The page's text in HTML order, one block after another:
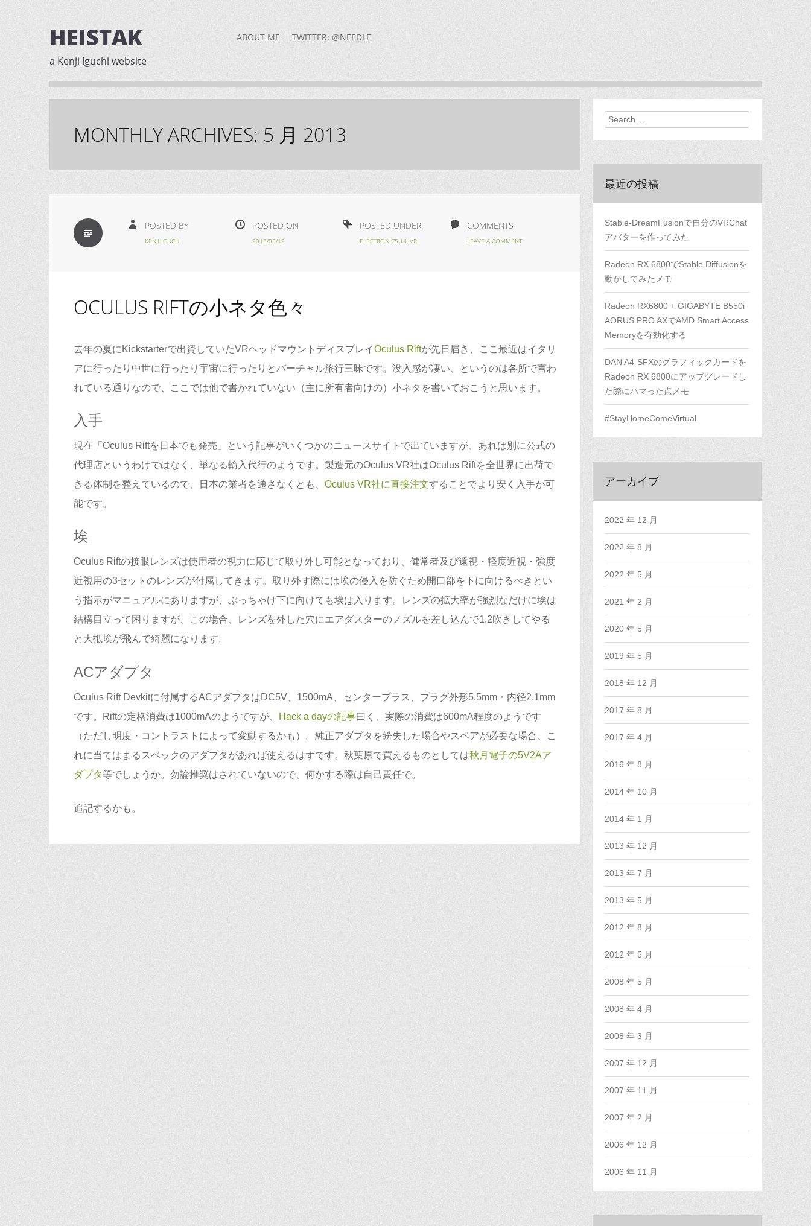
HEISTAK
a Kenji Iguchi website
Skip
ABOUT ME TWITTER: @NEEDLE
MONTHLY ARCHIVES: 5 月 2013
STANDARD POSTED BY
KENJI IGUCHI
POSTED ON
2013/05/12
POSTED UNDER
ELECTRONICS, UI, VR
COMMENTS
LEAVE A COMMENT
OCULUS RIFTの小ネタ色々
去年の夏にKickstarterで出資していたVRヘッドマウントディスプレイOculus Riftが先日届き、ここ最近はイタリ
アに行ったり中世に行ったり宇宙に行ったりとバーチャル旅行三昧です。没入感が凄い、というのは各所で言わ
れている通りなので、ここでは他で書かれていない（主に所有者向けの）小ネタを書いておこうと思います。
入手
現在「Oculus Riftを日本でも発売」という記事がいくつかのニュースサイトで出ていますが、あれは別に公式の
代理店というわけではなく、単なる輸入代行のようです。製造元のOculus VR社はOculus Riftを全世界に出荷で
きる体制を整えているので、日本の業者を通さなくとも、 Oculus VR社に直接注文することでより安く入手が可
能です。
埃
Oculus Riftの接眼レンズは使用者の視力に応じて取り外し可能となっており、健常者及び遠視・軽度近視・強度
近視用の3セットのレンズが付属してきます。取り外す際には埃の侵入を防ぐため開口部を下に向けるべきとい
う指示がマニュアルにありますが、ぶっちゃけ下に向けても埃は入ります。レンズの拡大率が強烈なだけに埃は
結構目立って困りますが、この場合、レンズを外した穴にエアダスターのノズルを差し込んで1,2吹きしてやる
と大抵埃が飛んで綺麗になります。
ACアダプタ
Oculus Rift Devkitに付属するACアダプタはDC5V、1500mA、センタープラス、プラグ外形5.5mm・内径2.1mm
です。Riftの定格消費は1000mAのようですが、 Hack a dayの記事曰く、実際の消費は600mA程度のようです
（ただし明度・コントラストによって変動するかも）。純正アダプタを紛失した場合やスペアが必要な場合、こ
れに当てはまるスペックのアダプタがあれば使えるはずです。秋葉原で買えるものとしては秋月電子の5V2Aア
ダプタ等でしょうか。勿論推奨はされていないので、何かする際は自己責任で。
追記するかも。
Search
最近の投稿
Stable-DreamFusionで自分のVRChat
アバターを作ってみた
Radeon RX 6800でStable Diffusionを
動かしてみたメモ
Radeon RX6800 + GIGABYTE B550i
AORUS PRO AXでAMD Smart Access
Memoryを有効化する
DAN A4-SFXのグラフィックカードを
Radeon RX 6800にアップグレードし
た際にハマった点メモ
#StayHomeComeVirtual
アーカイブ
2022 年 12 月
2022 年 8 月
2022 年 5 月
2021 年 2 月
2020 年 5 月
2019 年 5 月
2018 年 12 月
2017 年 8 月
2017 年 4 月
2016 年 8 月
2014 年 10 月
2014 年 1 月
2013 年 12 月
2013 年 7 月
2013 年 5 月
2012 年 8 月
2012 年 5 月
2008 年 5 月
2008 年 4 月
2008 年 3 月
2007 年 12 月
2007 年 11 月
2007 年 2 月
2006 年 12 月
2006 年 11 月